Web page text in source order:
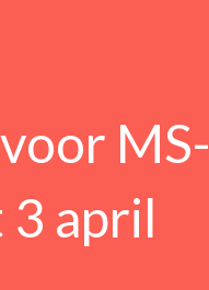
MS-
april